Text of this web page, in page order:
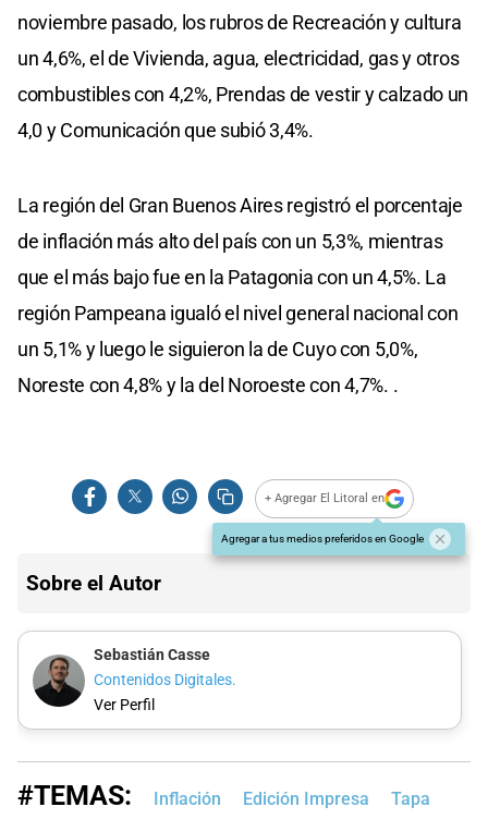
noviembre pasado, los rubros de Recreación y cultura
un 4,6%, el de Vivienda, agua, electricidad, gas y otros
combustibles con 4,2%, Prendas de vestir y calzado un
4,0 y Comunicación que subió 3,4%.
La región del Gran Buenos Aires registró el porcentaje
de inflación más alto del país con un 5,3%, mientras
que el más bajo fue en la Patagonia con un 4,5%. La
región Pampeana igualó el nivel general nacional con
un 5,1% y luego le siguieron la de Cuyo con 5,0%,
Noreste con 4,8% y la del Noroeste con 4,7%. .
+ Agregar El Litoral en
Agregar a tus medios preferidos en Google
Sobre el Autor
Sebastián Casse
Contenidos Digitales.
Ver Perfil
#TEMAS: Inflación Edición Impresa Tapa